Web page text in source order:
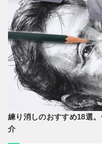
練り消しのおすすめ18選
介